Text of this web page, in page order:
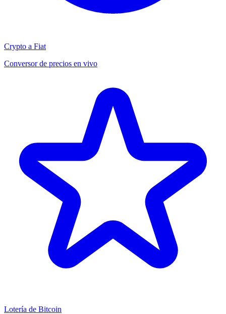
Crypto a Fiat
Conversor de precios en vivo
Lotería de Bitcoin